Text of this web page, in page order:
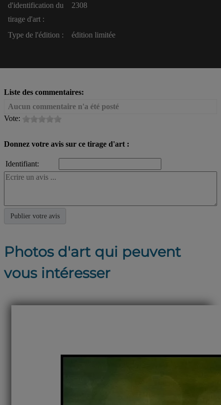
d'identification du
tirage d'art :
2308
Type de l'édition : édition limitée
Liste des commentaires:
Aucun commentaire n'a été posté
Vote:
Donnez votre avis sur ce tirage d'art :
Identifiant:
Photos d'art qui peuvent
vous intéresser